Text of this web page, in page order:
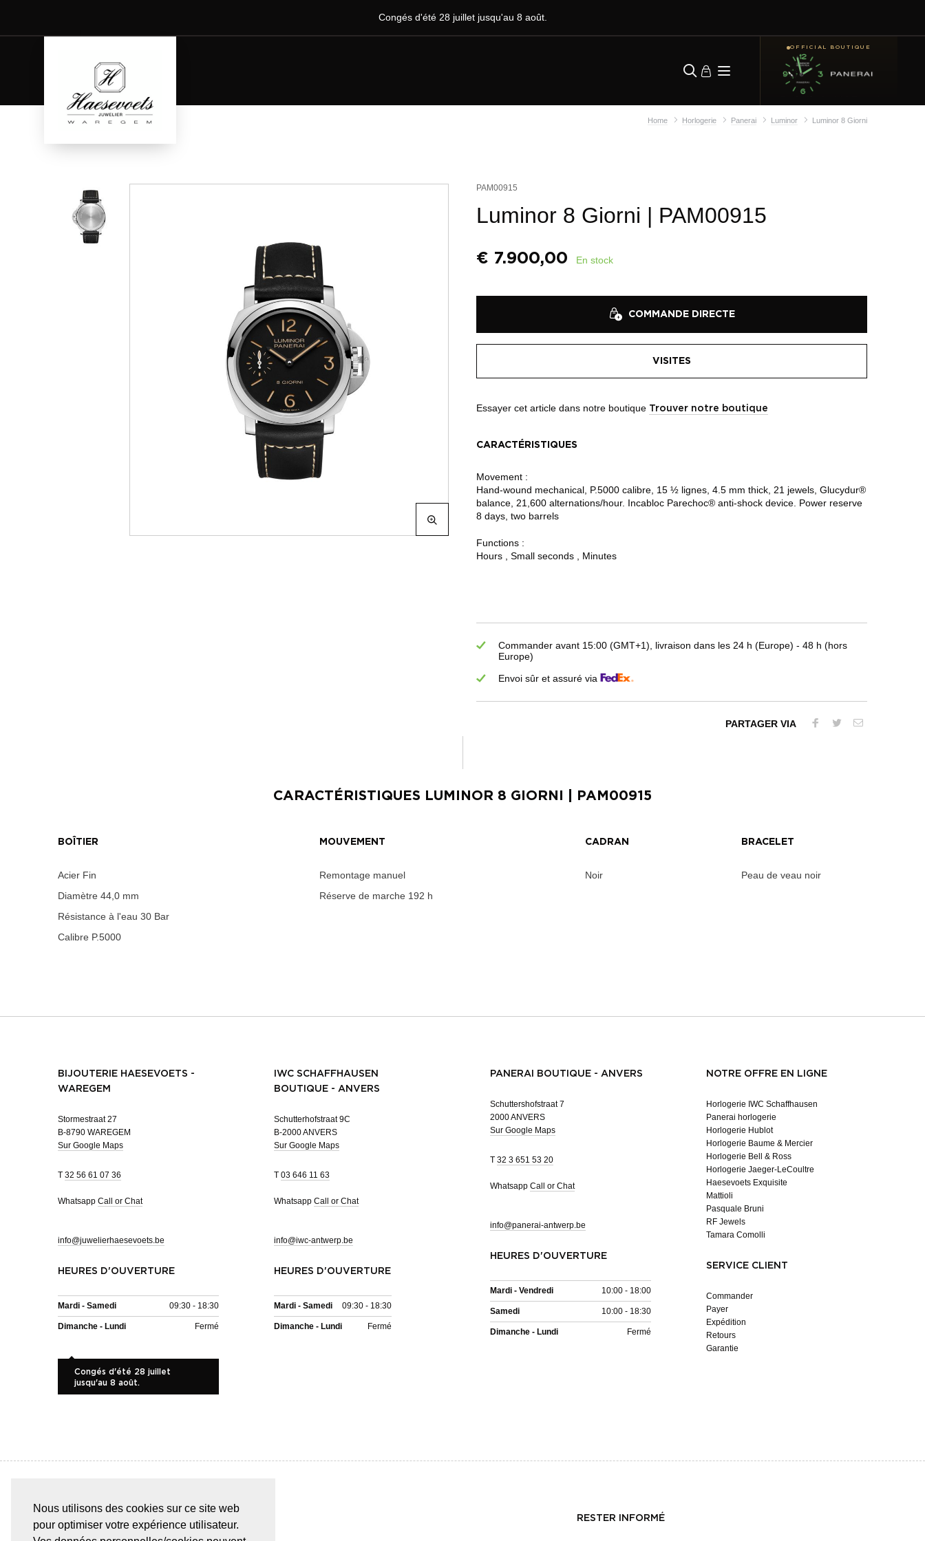
Nous utilisons des cookies sur ce site web
pour optimiser votre expérience utilisateur.
Congés d'été 28 juillet jusqu'au 8 août.
OFFICIAL BOUTIQUE
Home Horlogerie Panerai Luminor Luminor 8 Giorni
PAM00915
Luminor 8 Giorni | PAM00915
€ 7.900,00 En stock
COMMANDE DIRECTE
VISITES
Essayer cet article dans notre boutique Trouver notre boutique
CARACTÉRISTIQUES
Movement :
Hand-wound mechanical, P.5000 calibre, 15 ½ lignes, 4.5 mm thick, 21 jewels, Glucydur®
balance, 21,600 alternations/hour. Incabloc Parechoc® anti-shock device. Power reserve
8 days, two barrels
Functions :
Hours , Small seconds , Minutes
Commander avant 15:00 (GMT+1), livraison dans les 24 h (Europe) - 48 h (hors
Europe)
Envoi sûr et assuré via
PARTAGER VIA
CARACTÉRISTIQUES LUMINOR 8 GIORNI | PAM00915
BOÎTIER
Acier Fin
Diamètre 44,0 mm
Résistance à l'eau 30 Bar
Calibre P.5000
MOUVEMENT
Remontage manuel
Réserve de marche 192 h
CADRAN
Noir
BRACELET
Peau de veau noir
BIJOUTERIE HAESEVOETS -
WAREGEM
Stormestraat 27
B-8790 WAREGEM
Sur Google Maps
T 32 56 61 07 36
Whatsapp Call or Chat
info@juwelierhaesevoets.be
HEURES D'OUVERTURE
Mardi - Samedi 09:30 - 18:30
Dimanche - Lundi Fermé
Congés d'été 28 juillet
jusqu'au 8 août.
IWC SCHAFFHAUSEN
BOUTIQUE - ANVERS
Schutterhofstraat 9C
B-2000 ANVERS
Sur Google Maps
T 03 646 11 63
Whatsapp Call or Chat
info@iwc-antwerp.be
HEURES D'OUVERTURE
Mardi - Samedi 09:30 - 18:30
Dimanche - Lundi Fermé
PANERAI BOUTIQUE - ANVERS
Schuttershofstraat 7
2000 ANVERS
Sur Google Maps
T 32 3 651 53 20
Whatsapp Call or Chat
info@panerai-antwerp.be
HEURES D'OUVERTURE
Mardi - Vendredi 10:00 - 18:00
Samedi 10:00 - 18:30
Dimanche - Lundi Fermé
NOTRE OFFRE EN LIGNE
Horlogerie IWC Schaffhausen
Panerai horlogerie
Horlogerie Hublot
Horlogerie Baume & Mercier
Horlogerie Bell & Ross
Horlogerie Jaeger-LeCoultre
Haesevoets Exquisite
Mattioli
Pasquale Bruni
RF Jewels
Tamara Comolli
SERVICE CLIENT
Commander
Payer
Expédition
Retours
Garantie
PAIEMENT SÛR & FACILE RESTER INFORMÉ